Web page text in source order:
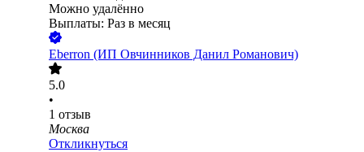
Можно удалённо
Выплаты: Раз в месяц
Eberron (ИП Овчинников Данил Романович)
5.0
•
1 отзыв
Москва
Откликнуться